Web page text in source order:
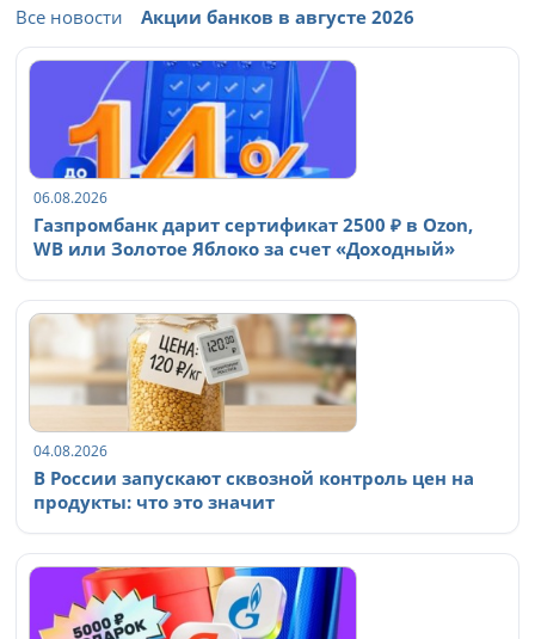
Все новости Акции банков в августе 2026
06.08.2026
Газпромбанк дарит сертификат 2500 ₽ в Ozon,
WB или Золотое Яблоко за счет «Доходный»
04.08.2026
В России запускают сквозной контроль цен на
продукты: что это значит